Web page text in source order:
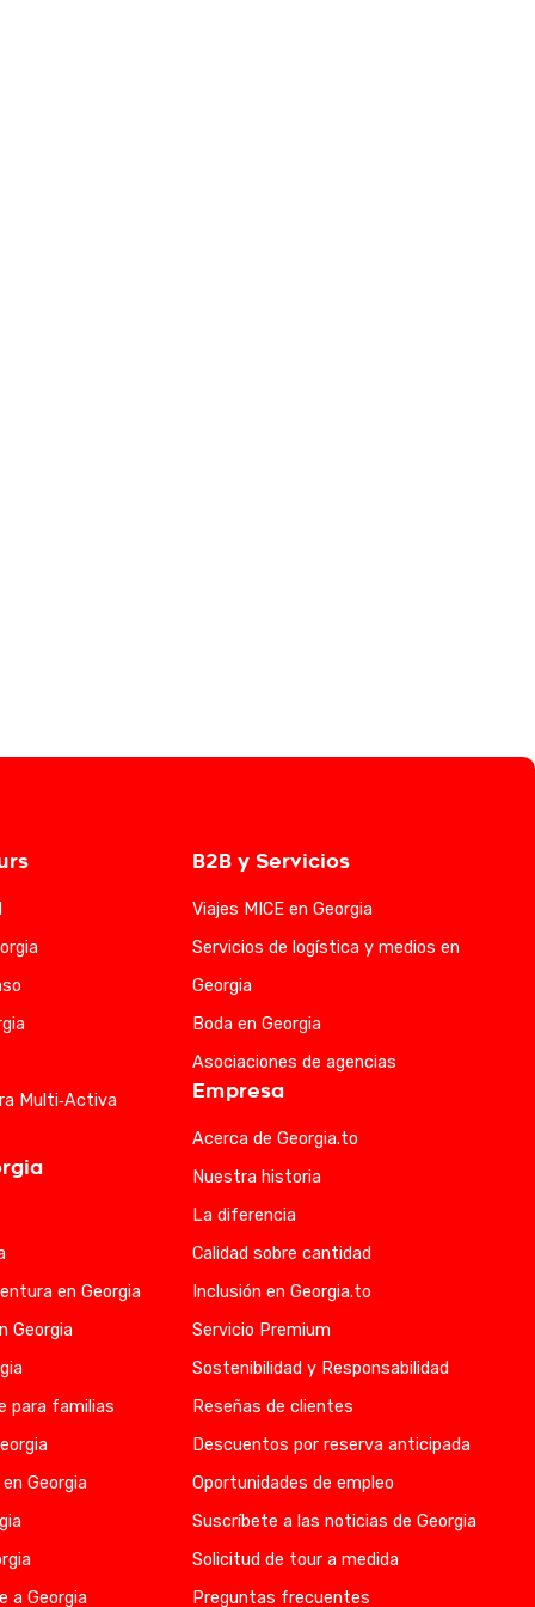
Multi‑Activa
en Georgia
Georgia
para familias
Georgia
a Georgia
B2B y Servicios
Viajes MICE en Georgia
Servicios de logística y medios en
Georgia
Boda en Georgia
Asociaciones de agencias
Empresa
Acerca de Georgia.to
Nuestra historia
La diferencia
Calidad sobre cantidad
Inclusión en Georgia.to
Servicio Premium
Sostenibilidad y Responsabilidad
Reseñas de clientes
Descuentos por reserva anticipada
Oportunidades de empleo
Suscríbete a las noticias de Georgia
Solicitud de tour a medida
Preguntas frecuentes